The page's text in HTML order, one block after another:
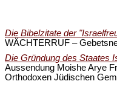
Die Bibelzitate der
WÄCHTERRUF –
Die Gründung des Staates
Aussendung Moishe Arye
Orthodoxen Jüdischen